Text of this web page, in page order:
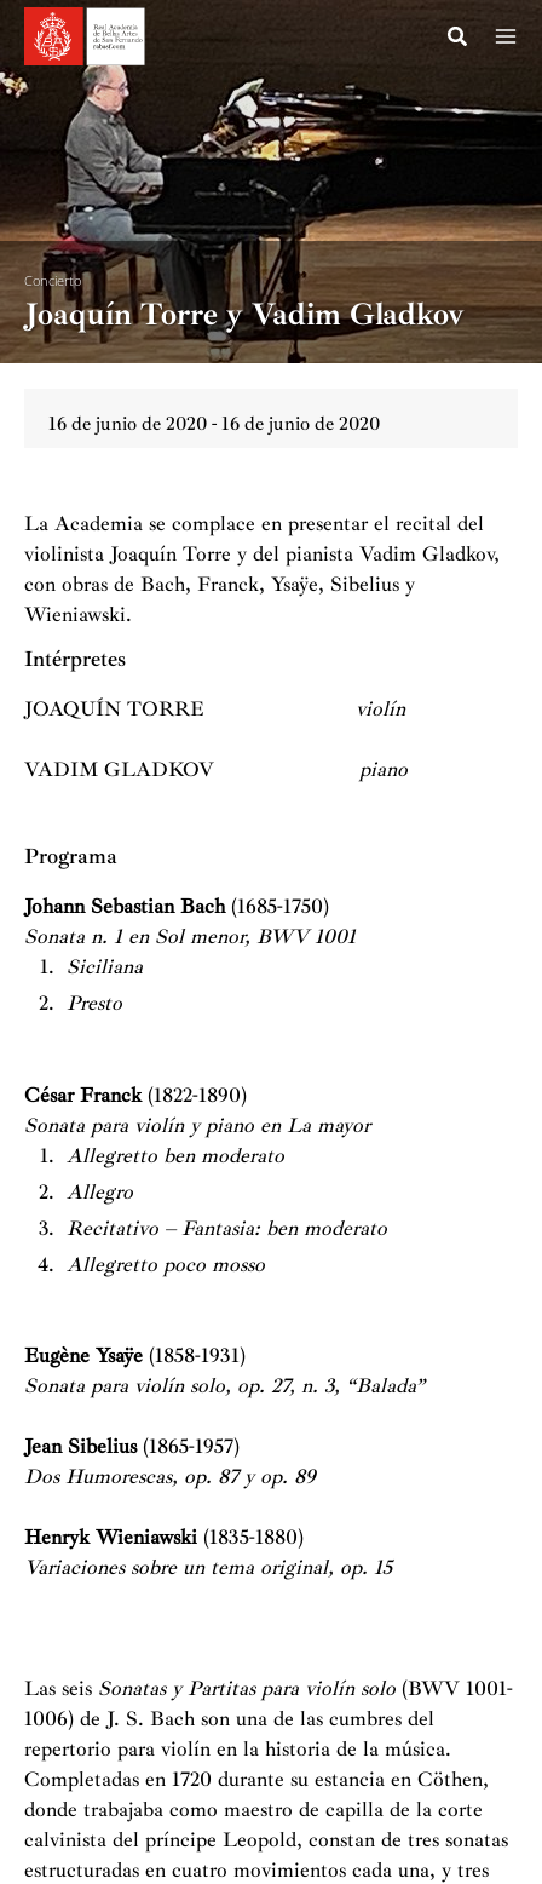
contenido
Concierto
Joaquín Torre y Vadim Gladkov
16 de junio de 2020 - 16 de junio de 2020
La Academia se complace en presentar el recital del
violinista Joaquín Torre y del pianista Vadim Gladkov,
con obras de Bach, Franck, Ysaÿe, Sibelius y
Wieniawski.
Intérpretes
JOAQUÍN TORRE violín
VADIM GLADKOV piano
Programa
Johann Sebastian Bach (1685-1750)
Sonata n. 1 en Sol menor, BWV 1001
Siciliana
Presto
César Franck (1822-1890)
Sonata para violín y piano en La mayor
Allegretto ben moderato
Allegro
Recitativo – Fantasia: ben moderato
Allegretto poco mosso
Eugène Ysaÿe (1858-1931)
Sonata para violín solo, op. 27, n. 3, “Balada”
Jean Sibelius (1865-1957)
Dos Humorescas, op. 87 y op. 89
Henryk Wieniawski (1835-1880)
Variaciones sobre un tema original, op. 15
Las seis Sonatas y Partitas para violín solo (BWV 1001-
1006) de J. S. Bach son una de las cumbres del
repertorio para violín en la historia de la música.
Completadas en 1720 durante su estancia en Cöthen,
donde trabajaba como maestro de capilla de la corte
calvinista del príncipe Leopold, constan de tres sonatas
estructuradas en cuatro movimientos cada una, y tres